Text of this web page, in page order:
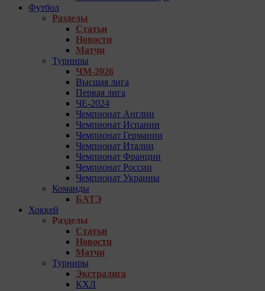
Футбол
Разделы
Статьи
Новости
Матчи
Турниры
ЧМ-2026
Высшая лига
Первая лига
ЧЕ-2024
Чемпионат Англии
Чемпионат Испании
Чемпионат Германии
Чемпионат Италии
Чемпионат Франции
Чемпионат России
Чемпионат Украины
Команды
БАТЭ
Хоккей
Разделы
Статьи
Новости
Матчи
Турниры
Экстралига
КХЛ